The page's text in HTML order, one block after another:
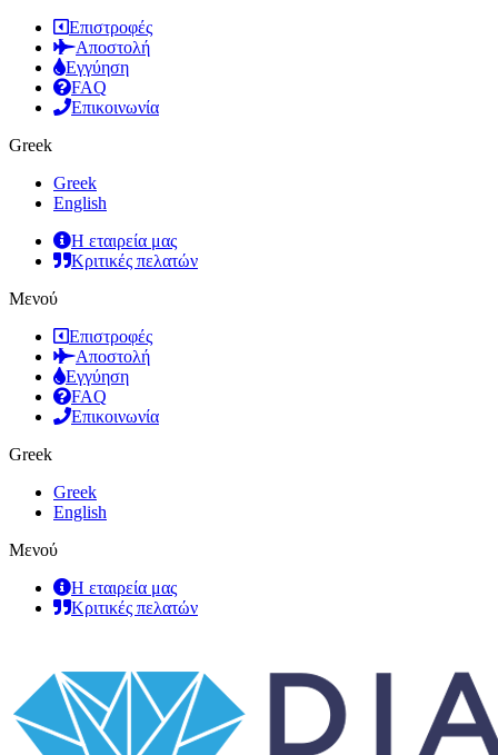
Επιστροφές
Αποστολή
Εγγύηση
FAQ
Επικοινωνία
Greek
Greek
English
Η εταιρεία μας
Κριτικές πελατών
Μενού
Επιστροφές
Αποστολή
Εγγύηση
FAQ
Επικοινωνία
Greek
Greek
English
Μενού
Η εταιρεία μας
Κριτικές πελατών